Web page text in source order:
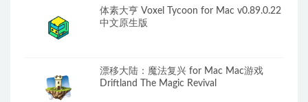
体素大亨 Voxel Tycoon for Mac v0.89.0.22
中文原生版
漂移大陆：魔法复兴 for Mac Mac游戏
Driftland The Magic Revival